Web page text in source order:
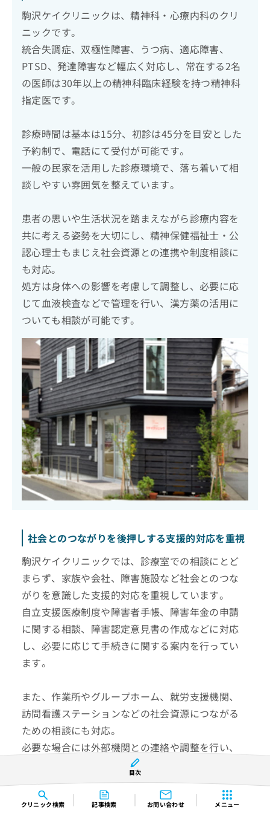
クリニック検索 記事検索 お問い合わせ メニュー
駒沢ケイクリニックは、精神科・心療内科のクリ
ニックです。
統合失調症、双極性障害、うつ病、適応障害、
PTSD、発達障害など幅広く対応し、常在する2名
の医師は30年以上の精神科臨床経験を持つ精神科
指定医です。
診療時間は基本は15分、初診は45分を目安とした
予約制で、電話にて受付が可能です。
一般の民家を活用した診療環境で、落ち着いて相
談しやすい雰囲気を整えています。
患者の思いや生活状況を踏まえながら診療内容を
共に考える姿勢を大切にし、精神保健福祉士・公
認心理士もまじえ社会資源との連携や制度相談に
も対応。
処方は身体への影響を考慮して調整し、必要に応
じて血液検査などで管理を行い、漢方薬の活用に
ついても相談が可能です。
社会とのつながりを後押しする支援的対応を重視
駒沢ケイクリニックでは、診療室での相談にとど
まらず、家族や会社、障害施設など社会とのつな
がりを意識した支援的対応を重視しています。
自立支援医療制度や障害者手帳、障害年金の申請
に関する相談、障害認定意見書の作成などに対応
し、必要に応じて手続きに関する案内を行ってい
ます。
また、作業所やグループホーム、就労支援機関、
訪問看護ステーションなどの社会資源につながる
ための相談にも対応。
必要な場合には外部機関との連絡や調整を行い、
日常生活や社会参加を見据えた支援体制づくりに
配慮した診療が行われています。
目次